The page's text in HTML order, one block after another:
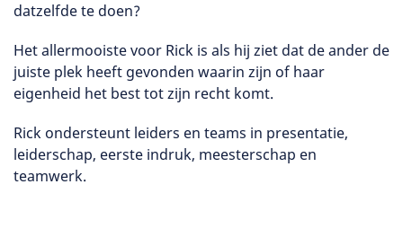
datzelfde te doen?
Het allermooiste voor Rick is als hij ziet dat de ander de
juiste plek heeft gevonden waarin zijn of haar
eigenheid het best tot zijn recht komt.
Rick ondersteunt leiders en teams in presentatie,
leiderschap, eerste indruk, meesterschap en
teamwerk.